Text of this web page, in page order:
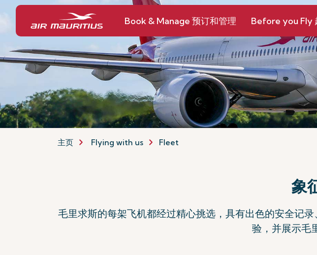
Book & Manage 预订和管理 Before you Fly
主页 Flying with us Fleet
象
毛里求斯的每架飞机都经过精心挑选，具有出色的安全
验，并展示毛